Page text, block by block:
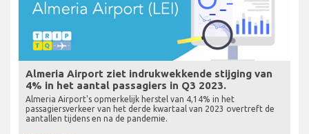
Almeria Airport ziet indrukwekkende stijging van
4% in het aantal passagiers in Q3 2023.
Almeria Airport's opmerkelijk herstel van 4,14% in het
passagiersverkeer van het derde kwartaal van 2023 overtreft de
aantallen tijdens en na de pandemie.